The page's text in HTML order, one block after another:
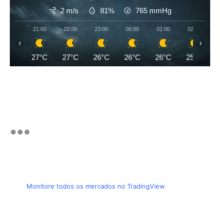
2 m/s 81% 765 mmHg
21:00
27°C
22:00
27°C
23:00
26°C
00:00
26°C
01:00
26°C
02:00
25°C
‹ ›
Monitore todos os mercados no TradingView